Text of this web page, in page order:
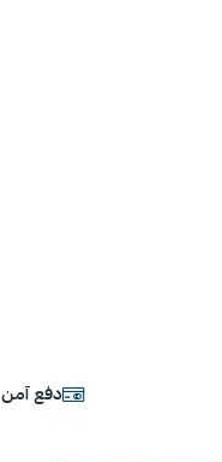
دفع آمن